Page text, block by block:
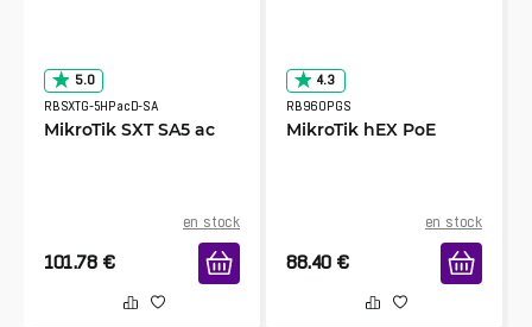
5.0
RBSXTG-5HPacD-SA
MikroTik SXT SA5 ac
en stock
101.78 €
4.3
RB960PGS
MikroTik hEX PoE
en stock
88.40 €